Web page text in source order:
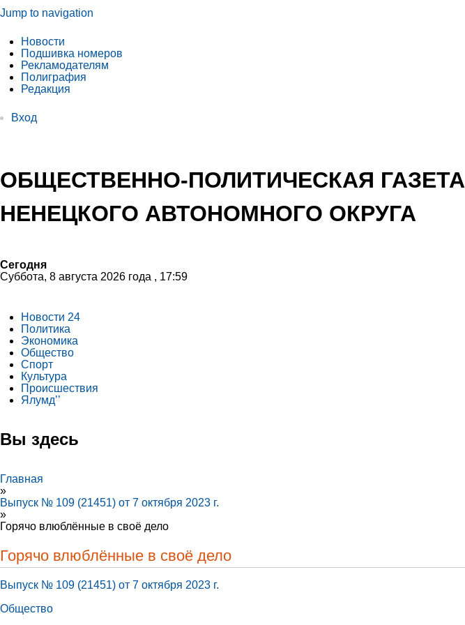
Jump to navigation
Новости
Подшивка номеров
Рекламодателям
Полиграфия
Редакция
Вход
ОБЩЕСТВЕННО-ПОЛИТИЧЕСКАЯ ГАЗЕТА
НЕНЕЦКОГО АВТОНОМНОГО ОКРУГА
Сегодня
Суббота, 8 августа 2026 года , 17:59
Новости 24
Политика
Экономика
Общество
Спорт
Культура
Происшествия
Ялумд’’
Вы здесь
Главная
»
Выпуск № 109 (21451) от 7 октября 2023 г.
»
Горячо влюблённые в своё дело
Горячо влюблённые в своё дело
Выпуск № 109 (21451) от 7 октября 2023 г.
Общество